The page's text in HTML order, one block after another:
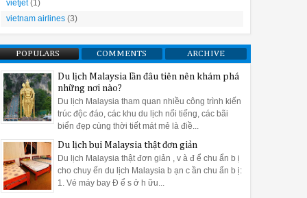
máy rửa bát Bosch bán âm tủ Smi8ycs01e serie 8
? Máy rửa bát Bosch được thiết kế hiện đại nên trong
máy rửa bát Bosch như thế nào cho hiệu quả
đặt máy rửa bát ở vị trí thuận tiện nhất
khô ngay khi vừa kết thúc quy trình rửa. Sau đó sẽ xả nước
tiện để dễ dàng cho bát đĩa vào rửa và lấy ra khi sử dụng cũng
thủ một số nguyên tắc nhất định của máy rửa bát
vietjet (1)
vietnam airlines (3)
POPULARS COMMENTS ARCHIVE
Du lịch Malaysia lần đâu tiên nên khám phá
những nơi nào?
Du lịch Malaysia tham quan nhiều công trình kiến
trúc độc đáo, các khu du lịch nổi tiếng, các bãi
biển đẹp cùng thời tiết mát mẻ là điề...
Du lịch bụi Malaysia thật đơn giản
Du lịch Malaysia thật đơn giản , v à đ ể chu ẩn b ị
cho chuy ến du lịch Malaysia b ạn c ần chu ẩn b ị:
1. Vé máy bay Đ ể s ở h ữu...